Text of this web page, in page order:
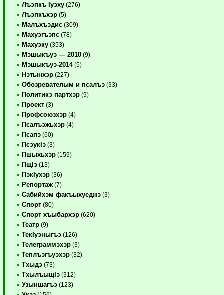
Лъэпкъ Iуэху (276)
Лъэпкъхэр (5)
Малъхъэдис (309)
Махуэгъэпс (78)
Махуэку (353)
Мэшыкъуэ — 2010 (9)
Мэшыкъуэ-2014(5)
Нэтынхэр (227)
Обозревателым и псалъэ (33)
Политикэ партхэр (9)
Проект (3)
Профсоюзхэр (4)
Псалъэжьхэр (4)
Псапэ (60)
ПсэукIэ (3)
Пшыхьхэр (159)
ПщIэ (13)
ПэкIухэр (36)
Репортаж (7)
Сабийхэм факъыхуеджэ (3)
Спорт (80)
Спорт хъыбархэр (620)
Театр (9)
ТекIуэныгъэ (126)
Телеграммэхэр (3)
Теплъэгъуэхэр (32)
Тхыдэ (73)
ТхылъыщIэ (312)
Узыншагъэ (123)